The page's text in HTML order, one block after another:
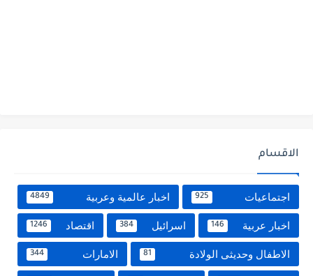
الاقسام
اجتماعيات 925 اخبار عالمية وعربية 4849
اخبار عربية 146 اسرائيل 384 اقتصاد 1246
الاطفال وحديثى الولادة 81 الامارات 344